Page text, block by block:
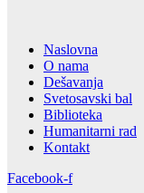
Naslovna
O nama
Dešavanja
Svetosavski bal
Biblioteka
Humanitarni rad
Kontakt
Facebook-f